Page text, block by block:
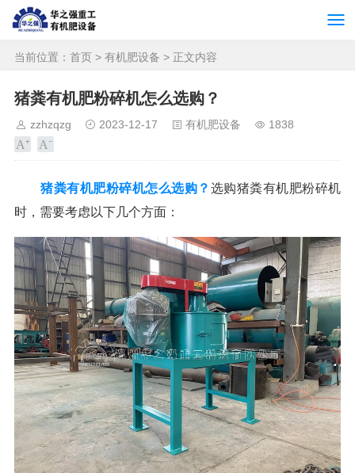
当前位置： 首页 > 有机肥设备 > 正文内容
猪粪有机肥粉碎机怎么选购？
zzhzqzg 2023-12-17 有机肥设备 1838
猪粪有机肥粉碎机怎么选购？ 选购猪粪有机肥粉碎机
时，需要考虑以下几个方面：